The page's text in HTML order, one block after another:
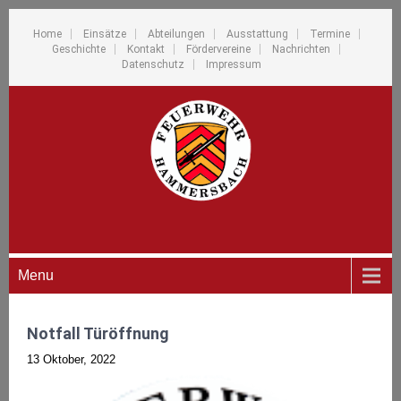
Home Einsätze Abteilungen Ausstattung
Termine
Geschichte
Kontakt Fördervereine
Nachrichten
Datenschutz
Impressum
Menu
Notfall Türöffnung
13 Oktober, 2022